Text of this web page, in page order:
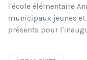
l'école élémentaire
municipaux jeunes
présents pour